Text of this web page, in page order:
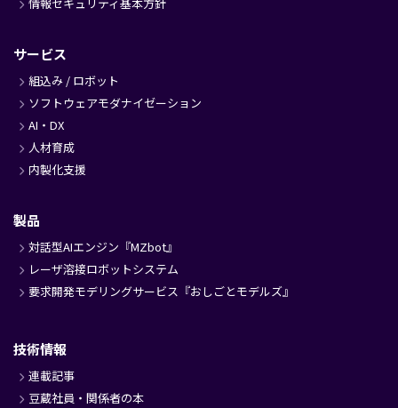
サービス
組込み / ロボット
ソフトウェアモダナイゼーション
AI・DX
人材育成
内製化支援
製品
対話型AIエンジン『MZbot』
レーザ溶接ロボットシステム
要求開発モデリングサービス『おしごとモデルズ』
技術情報
連載記事
豆蔵社員・関係者の本